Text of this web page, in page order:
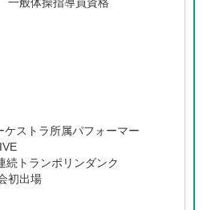
ケストラ所属パフォーマー
続トランポリンダンク
初出場